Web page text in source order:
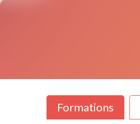
Formations